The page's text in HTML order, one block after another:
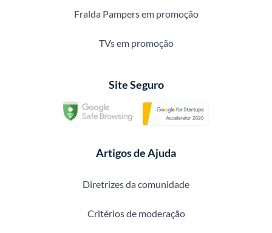
Fralda Pampers em promoção
TVs em promoção
Site Seguro
Artigos de Ajuda
Diretrizes da comunidade
Critérios de moderação